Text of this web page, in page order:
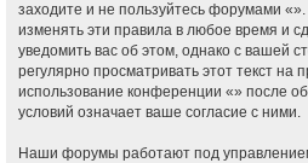
заходите и не пользуйтесь форумами
изменять эти правила в любое время и
уведомить вас об этом, однако с вашей
регулярно просматривать этот текст на
использование конференции «» после
условий означает ваше согласие с ними.
Наши форумы работают под